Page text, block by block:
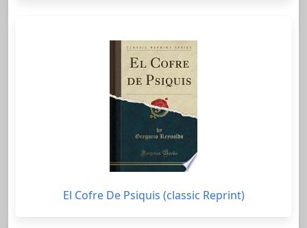
El Cofre De Psiquis (classic Reprint)